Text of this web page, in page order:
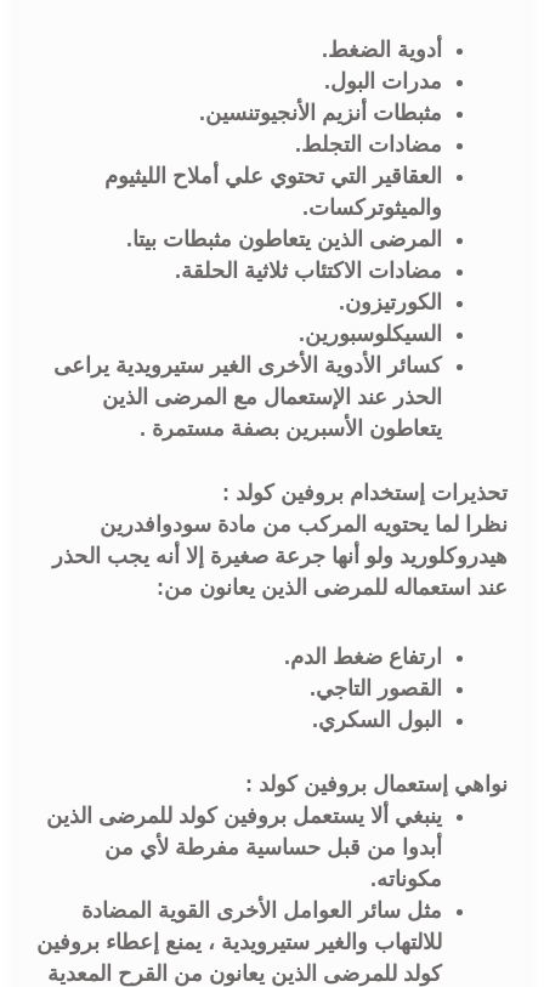
أدوية الضغط.
مدرات البول.
مثبطات أنزيم الأنجيوتنسين.
مضادات التجلط.
العقاقير التي تحتوي علي أملاح الليثيوم
والميثوتركسات.
المرضى الذين يتعاطون مثبطات بيتا.
مضادات الاكتئاب ثلاثية الحلقة.
الكورتيزون.
السيكلوسبورين.
كسائر الأدوية الأخرى الغير ستيرويدية يراعى
الحذر عند الإستعمال مع المرضى الذين
يتعاطون الأسبرين بصفة مستمرة .
تحذيرات إستخدام بروفين كولد :
نظرا لما يحتويه المركب من مادة سودوافدرين
هيدروكلوريد ولو أنها جرعة صغيرة إلا أنه يجب الحذر
عند استعماله للمرضى الذين يعانون من:
ارتفاع ضغط الدم.
القصور التاجي.
البول السكري.
نواهي إستعمال بروفين كولد :
ينبغي ألا يستعمل بروفين كولد للمرضى الذين
أبدوا من قبل حساسية مفرطة لأي من
مكوناته.
مثل سائر العوامل الأخرى القوية المضادة
للالتهاب والغير ستيرويدية ، يمنع إعطاء بروفين
كولد للمرضى الذين يعانون من القرح المعدية